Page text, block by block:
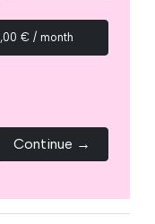
€ / month
Continue →